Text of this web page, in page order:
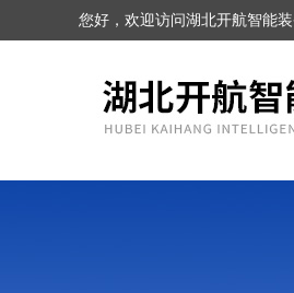
您好，欢迎访问湖北开航智能装